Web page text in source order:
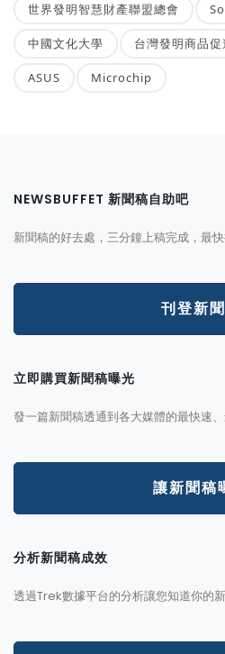
世界發明智慧財產聯盟總會
中國文化大學 台灣發明商品促
ASUS Microchip
NEWSBUFFET 新聞稿自助吧
新聞稿的好去處，三分鐘上稿完成，最
刊登新
立即購買新聞稿曝光
發一篇新聞稿透通到各大媒體的最快速、
讓新聞稿
分析新聞稿成效
透過Trek數據平台的分析讓您知道你的